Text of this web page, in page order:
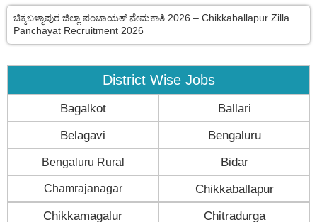
ಚಿಕ್ಕಬಳ್ಳಾಪುರ ಜಿಲ್ಲಾ ಪಂಚಾಯತ್ ನೇಮಕಾತಿ 2026 – Chikkaballapur Zilla
Panchayat Recruitment 2026
District Wise Jobs
Bagalkot Ballari
Belagavi Bengaluru
Bengaluru Rural Bidar
Chamrajanagar Chikkaballapur
Chikkamagalur Chitradurga